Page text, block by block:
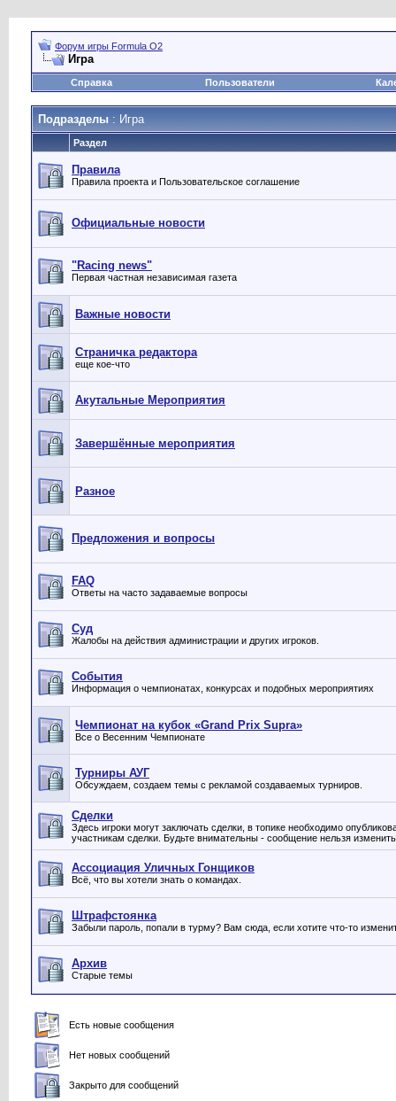
Форум игры Formula O2
Игра
Справка Пользователи
Подразделы : Игра
Раздел
Правила
Правила проекта и Пользовательское соглашение
Официальные новости
"Racing news"
Первая частная независимая газета
Важные новости
Страничка редактора
еще кое-что
Акутальные Мероприятия
Завершённые мероприятия
Разное
Предложения и вопросы
FAQ
Ответы на часто задаваемые вопросы
Суд
Жалобы на действия администрации и других игроков.
События
Информация о чемпионатах, конкурсах и подобных мероприятиях
Чемпионат на кубок «Grand Prix Supra»
Все о Весенним Чемпионате
Турниры АУГ
Обсуждаем, создаем темы с рекламой создаваемых турниров.
Сделки
Здесь игроки могут заключать сделки, в топике необходимо
участникам сделки. Будьте внимательны - сообщение нельзя
Ассоциация Уличных Гонщиков
Всё, что вы хотели знать о командах.
Штрафстоянка
Забыли пароль, попали в турму? Вам сюда, если хотите что-то
Архив
Старые темы
Есть новые сообщения
Нет новых сообщений
Закрыто для сообщений